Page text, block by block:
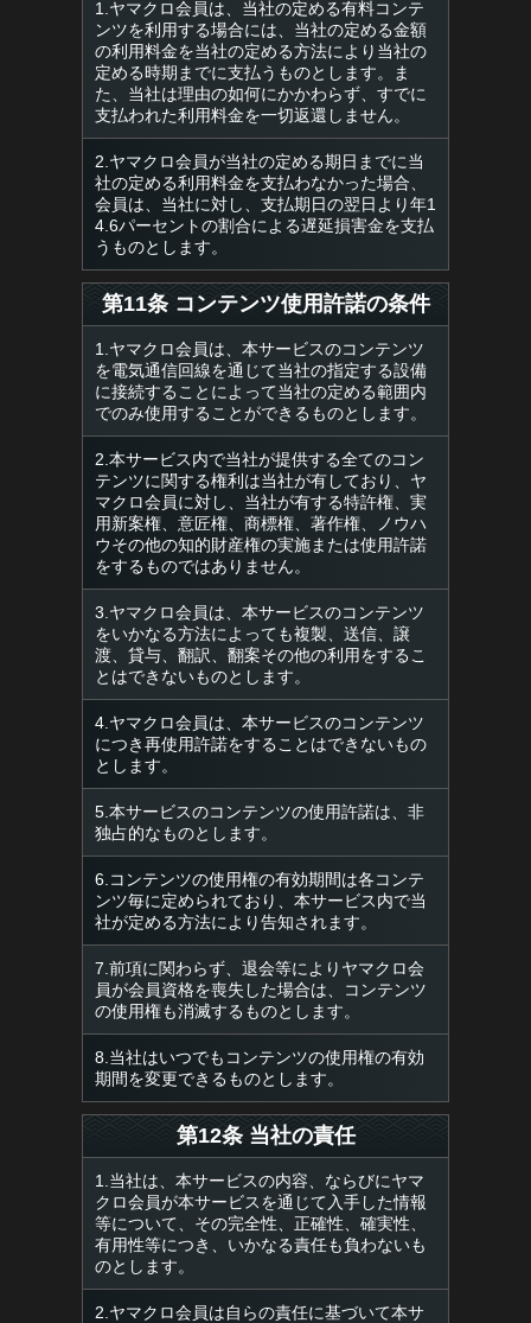
1.ヤマクロ会員は、当社の定める有料コンテ
ンツを利用する場合には、当社の定める金額
の利用料金を当社の定める方法により当社の
定める時期までに支払うものとします。ま
た、当社は理由の如何にかかわらず、すでに
支払われた利用料金を一切返還しません。
2.ヤマクロ会員が当社の定める期日までに当
社の定める利用料金を支払わなかった場合、
会員は、当社に対し、支払期日の翌日より年1
4.6パーセントの割合による遅延損害金を支払
うものとします。
第11条 コンテンツ使用許諾の条件
1.ヤマクロ会員は、本サービスのコンテンツ
を電気通信回線を通じて当社の指定する設備
に接続することによって当社の定める範囲内
でのみ使用することができるものとします。
2.本サービス内で当社が提供する全てのコン
テンツに関する権利は当社が有しており、ヤ
マクロ会員に対し、当社が有する特許権、実
用新案権、意匠権、商標権、著作権、ノウハ
ウその他の知的財産権の実施または使用許諾
をするものではありません。
3.ヤマクロ会員は、本サービスのコンテンツ
をいかなる方法によっても複製、送信、譲
渡、貸与、翻訳、翻案その他の利用をするこ
とはできないものとします。
4.ヤマクロ会員は、本サービスのコンテンツ
につき再使用許諾をすることはできないもの
とします。
5.本サービスのコンテンツの使用許諾は、非
独占的なものとします。
6.コンテンツの使用権の有効期間は各コンテ
ンツ毎に定められており、本サービス内で当
社が定める方法により告知されます。
7.前項に関わらず、退会等によりヤマクロ会
員が会員資格を喪失した場合は、コンテンツ
の使用権も消滅するものとします。
8.当社はいつでもコンテンツの使用権の有効
期間を変更できるものとします。
第12条 当社の責任
1.当社は、本サービスの内容、ならびにヤマ
クロ会員が本サービスを通じて入手した情報
等について、その完全性、正確性、確実性、
有用性等につき、いかなる責任も負わないも
のとします。
2.ヤマクロ会員は自らの責任に基づいて本サ